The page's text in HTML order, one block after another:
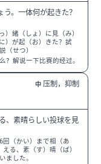
。一体何が起きた？
）緒（しょ）に見（み）
）が起（お）きた？試
（せつ）
？解说一下比赛的经过。
中 压制，抑制
、素晴らしい投球を見
回（かい）まで相（あ
る、素（す）晴（ば）
ました。